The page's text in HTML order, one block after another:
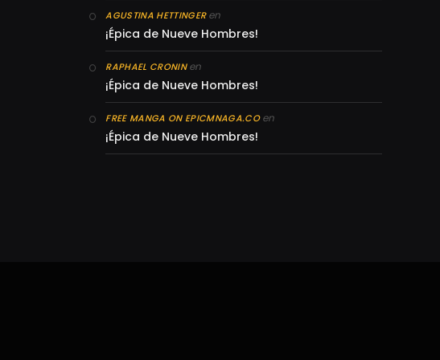
AGUSTINA HETTINGERen
¡Épica de Nueve Hombres!
RAPHAEL CRONINen
¡Épica de Nueve Hombres!
FREE MANGA ON EPICMNAGA.COen
¡Épica de Nueve Hombres!